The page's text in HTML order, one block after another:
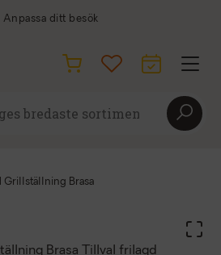
Anpassa ditt besök
Grillställning Brasa